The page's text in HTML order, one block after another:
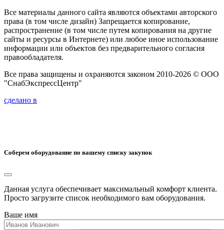
Все материалы данного сайта являются объектами авторского
права (в том числе дизайн) Запрещается копирование,
распространение (в том числе путем копирования на другие
сайты и ресурсы в Интернете) или любое иное использование
информации или объектов без предварительного согласия
правообладателя.
Все права защищены и охраняются законом 2010-2026 © ООО
"СнабЭкспрессЦентр"
сделано в
Соберем оборудование по вашему списку закупок
Данная услуга обеспечивает максимальный комфорт клиента.
Просто загрузите список необходимого вам оборудования.
Ваше имя